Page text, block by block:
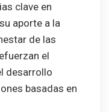
clave en
aporte a la
de las
el
desarrollo
basadas en